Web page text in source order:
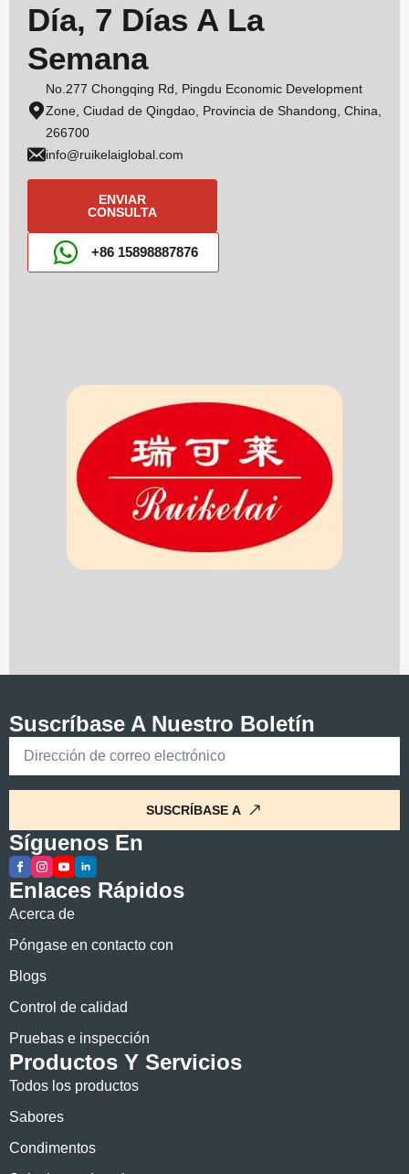
Día, 7 Días A La
Semana
No.277 Chongqing Rd, Pingdu Economic Development
Zone, Ciudad de Qingdao, Provincia de Shandong, China,
266700
info@ruikelaiglobal.com
ENVIAR
CONSULTA
+86 15898887876
Suscríbase A Nuestro Boletín
electrónico
*
SUSCRÍBASE A
Síguenos En
Enlaces Rápidos
Acerca de
Póngase en contacto con
Blogs
Control de calidad
Pruebas e inspección
Productos Y Servicios
Todos los productos
Sabores
Condimentos